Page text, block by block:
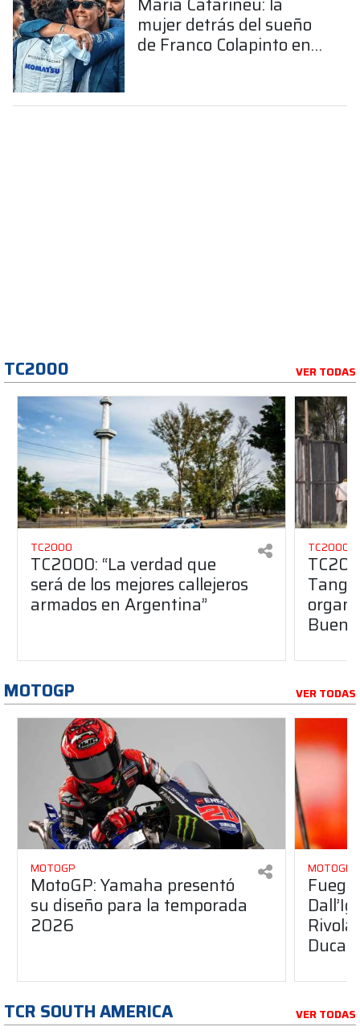
mujer detrás del sueño
de Franco Colapinto en
TC2000 VER TODAS
TC2000
TC2000: “La verdad que
será de los mejores callejeros
armados en Argentina”
TC2000
MOTOGP VER TODAS
MOTOGP
MotoGP: Yamaha presentó
su diseño para la temporada
2026
MOTOGP
Ducati
TCR SOUTH AMERICA VER TODAS